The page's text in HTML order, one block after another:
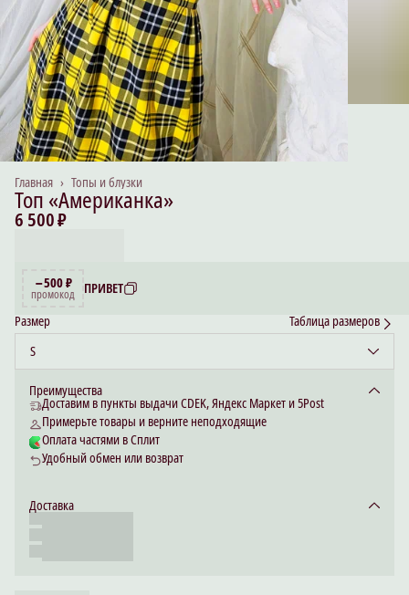
Топы и блузки
Главная ›
Топ «Американка»
6 500 ₽
−500 ₽
промокод
ПРИВЕТ
Размер
Таблица размеров
S
Преимущества
Доставим в пункты выдачи CDEK, Яндекс Маркет и 5Post
Примерьте товары и верните неподходящие
Оплата частями в Сплит
Удобный обмен или возврат
Доставка